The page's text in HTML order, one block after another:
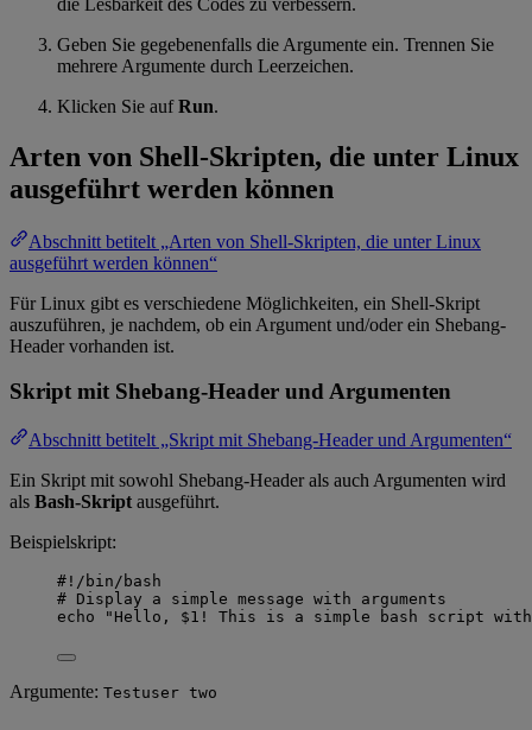
die Lesbarkeit des Codes zu verbessern.
Geben Sie gegebenenfalls die Argumente ein. Trennen Sie
mehrere Argumente durch Leerzeichen.
Klicken Sie aufRun.
Arten von Shell-Skripten, die unter Linux
ausgeführt werden können
Abschnitt betitelt „Arten von Shell-Skripten, die unter Linux
ausgeführt werden können“
Für Linux gibt es verschiedene Möglichkeiten, ein Shell-Skript
auszuführen, je nachdem, ob ein Argument und/oder ein Shebang-
Header vorhanden ist.
Skript mit Shebang-Header und Argumenten
Abschnitt betitelt „Skript mit Shebang-Header und Argumenten“
Ein Skript mit sowohl Shebang-Header als auch Argumenten wird
als Bash-Skript ausgeführt.
Beispielskript:
#!/bin/bash
# Display a simple message with arguments
echo
"Hello, $1 ! This is a simple bash script
Argumente: Testuser two